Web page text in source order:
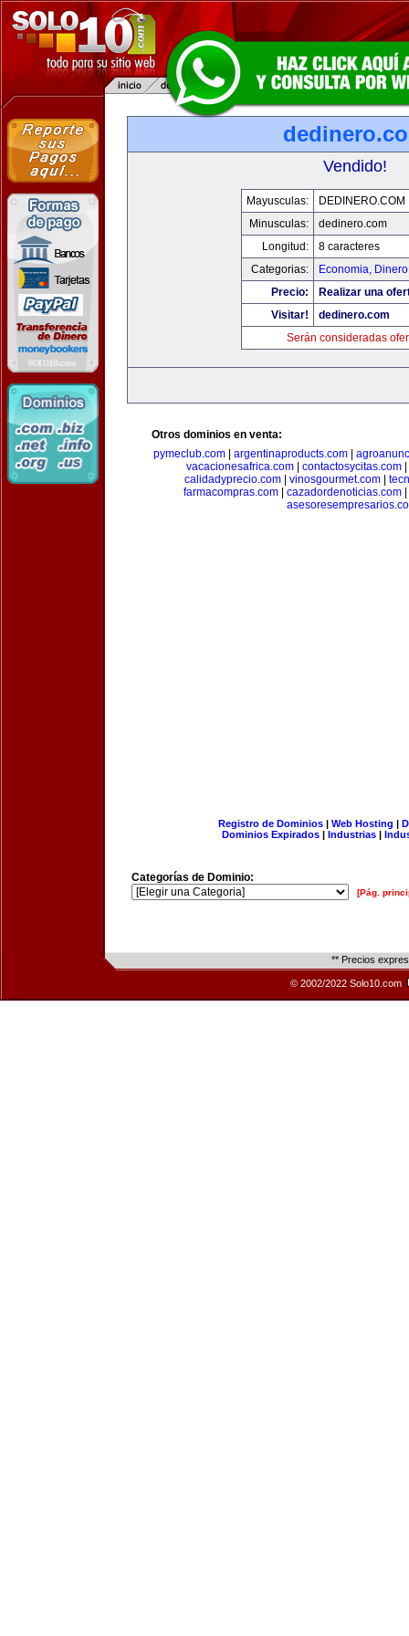
Vendido!
Mayusculas:
DEDINERO.COM
Minusculas:
dedinero.com
Longitud:
8 caracteres
Categorias:
Economia,
Precio:
Realizar una
Visitar!
dedinero.com
Serán consideradas
Otros dominios en venta:
pymeclub.com| argentinaproducts.com|
vacacionesafrica.com| contactosycitas.com|
calidadyprecio.com
vinosgourmet.com
farmacompras.com
cazadordenoticias.com
Registro de Dominios| Web Hosting |
Dominios Expirados | Industrias |
Categorías de Dominio:
[Pág.
** Precios
© 2002/2022 Solo10.com